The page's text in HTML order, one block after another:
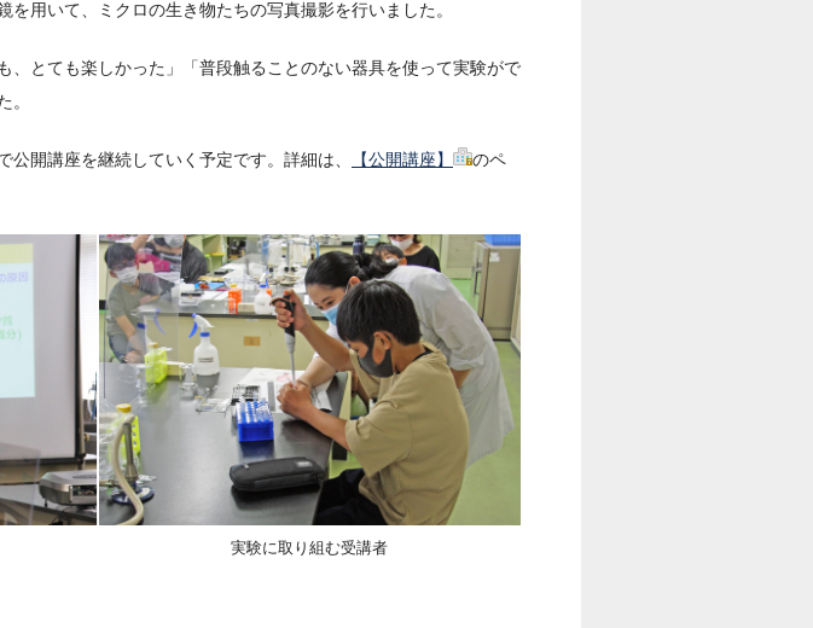
を用いて、ミクロの生き物たちの写真撮影を行いました。
、とても楽しかった」「普段触ることのない器具を使って実験がで
。
開講座を継続していく予定です。詳細は、 【公開講座】
のペ
実験に取り組む受講者